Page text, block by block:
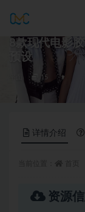
8款现代电影
预设
15
详情介绍
资源